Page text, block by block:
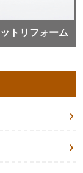
トリフォーム